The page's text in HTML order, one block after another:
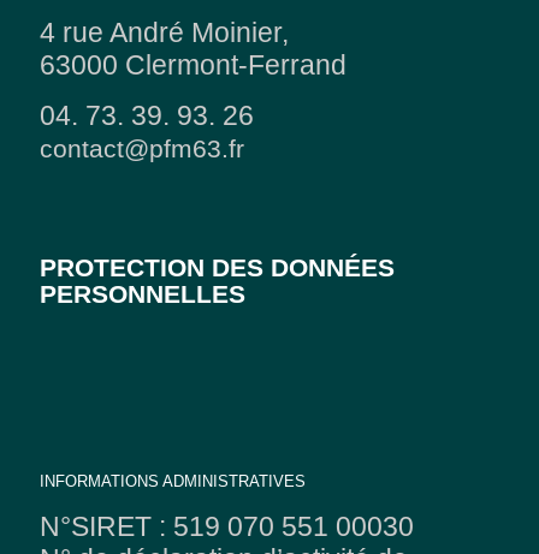
4 rue André Moinier,
63000 Clermont-Ferrand
04. 73. 39. 93. 26
contact@pfm63.fr
PROTECTION DES DONNÉES
PERSONNELLES
INFORMATIONS ADMINISTRATIVES
N°SIRET : 519 070 551 00030